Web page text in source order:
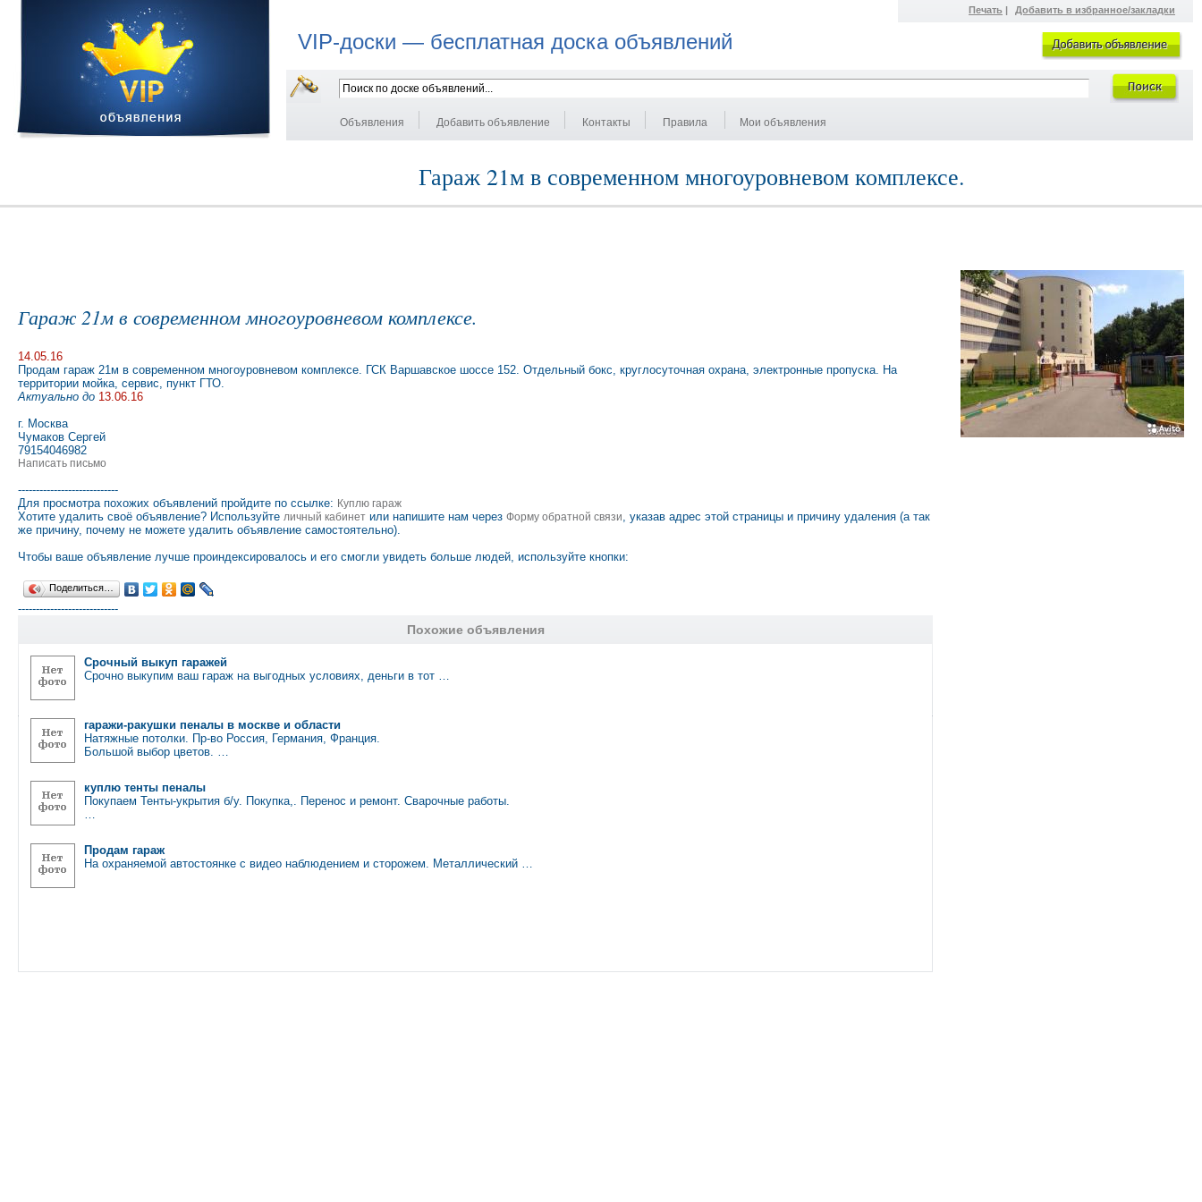
Печать | Добавить в избранное/закладки
VIP-доски — бесплатная доска объявлений
Объявления Добавить объявление Контакты Правила Мои объявления
Гараж 21м в современном многоуровневом комплексе.
Гараж 21м в современном многоуровневом комплексе.
14.05.16
Продам гараж 21м в современном многоуровневом комплексе. ГСК Варшавское шоссе 152. Отдельный бокс, круглосуточная охрана, электронные пропуска. На
территории мойка, сервис, пункт ГТО.
Актуально до 13.06.16
г. Москва
Чумаков Сергей
79154046982
Написать письмо
----------------------------
Для просмотра похожих объявлений пройдите по ссылке: Куплю гараж
Хотите удалить своё объявление? Используйте личный кабинет или напишите нам через Форму обратной связи, указав адрес этой страницы и причину удаления (а так
же причину, почему не можете удалить объявление самостоятельно).
Чтобы ваше объявление лучше проиндексировалось и его смогли увидеть больше людей, используйте кнопки:
Поделиться…
----------------------------
Похожие объявления
Срочный выкуп гаражей
Срочно выкупим ваш гараж на выгодных условиях, деньги в тот …
гаражи-ракушки пеналы в москве и области
Натяжные потолки. Пр-во Россия, Германия, Франция.
Большой выбор цветов. …
куплю тенты пеналы
Покупаем Тенты-укрытия б/у. Покупка,. Перенос и ремонт. Сварочные работы.
…
Продам гараж
На охраняемой автостоянке с видео наблюдением и сторожем. Металлический …